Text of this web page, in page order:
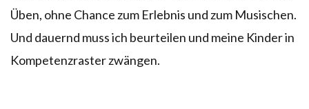
Üben, ohne Chance zum Erlebnis und zum Musischen.
Und dauernd muss ich beurteilen und meine Kinder in
Kompetenzraster zwängen.